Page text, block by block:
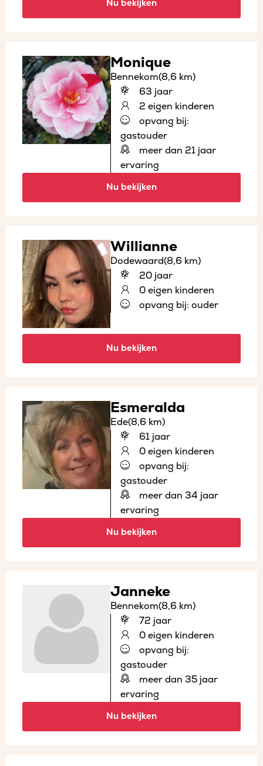
Nu bekijken
Monique
Bennekom(8,6 km)
63 jaar
2 eigen kinderen
opvang bij:
gastouder
meer dan 21 jaar
ervaring
Nu bekijken
Willianne
Dodewaard(8,6 km)
20 jaar
0 eigen kinderen
opvang bij: ouder
Nu bekijken
Esmeralda
Ede(8,6 km)
61 jaar
0 eigen kinderen
opvang bij:
gastouder
meer dan 34 jaar
ervaring
Nu bekijken
Janneke
Bennekom(8,6 km)
72 jaar
0 eigen kinderen
opvang bij:
gastouder
meer dan 35 jaar
ervaring
Nu bekijken